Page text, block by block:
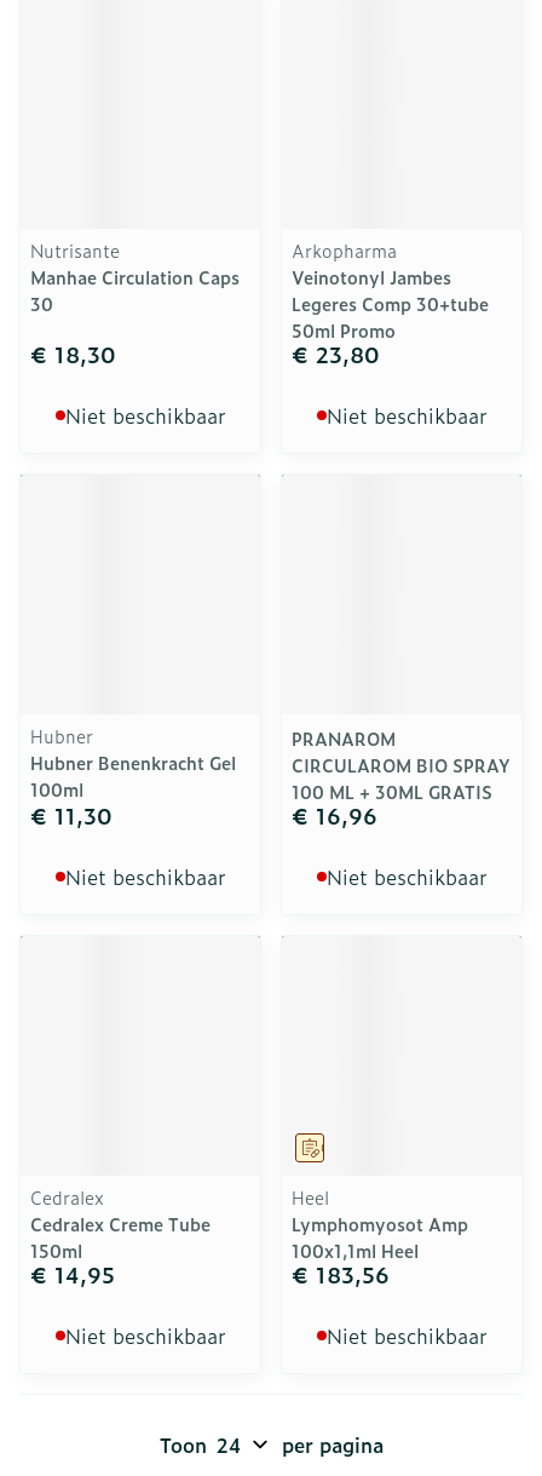
Nutrisante
Manhae Circulation Caps
30
€ 18,30
Niet beschikbaar
Arkopharma
Veinotonyl Jambes
Legeres Comp 30+tube
50ml Promo
€ 23,80
Niet beschikbaar
Hubner
Hubner Benenkracht Gel
100ml
€ 11,30
Niet beschikbaar
PRANAROM
CIRCULAROM BIO SPRAY
100 ML + 30ML GRATIS
€ 16,96
Niet beschikbaar
Cedralex
Cedralex Creme Tube
150ml
€ 14,95
Niet beschikbaar
Op voorschrift
Heel
Lymphomyosot Amp
100x1,1ml Heel
€ 183,56
Niet beschikbaar
Toon per pagina